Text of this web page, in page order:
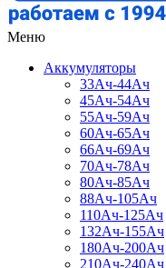
Меню
Аккумуляторы
33Ач-44Ач
45Ач-54Ач
55Ач-59Ач
60Ач-65Ач
66Ач-69Ач
70Ач-78Ач
80Ач-85Ач
88Ач-105Ач
110Ач-125Ач
132Ач-155Ач
180Ач-200Ач
210Ач-240Ач